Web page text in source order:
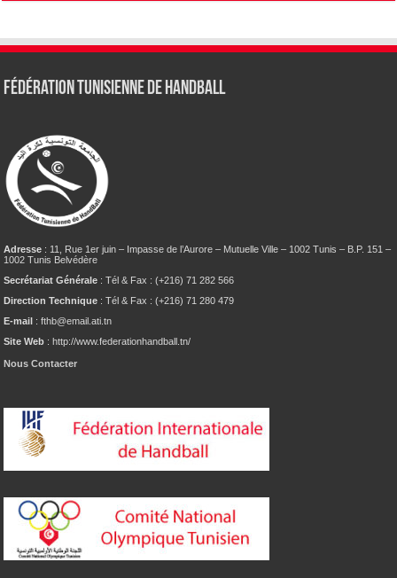
Fédération tunisienne de Handball
Adresse : 11, Rue 1er juin – Impasse de l’Aurore – Mutuelle Ville – 1002 Tunis – B.P. 151 –
1002 Tunis Belvédère
Secrétariat Générale : Tél & Fax : (+216) 71 282 566
Direction Technique : Tél & Fax : (+216) 71 280 479
E-mail : fthb@email.ati.tn
Site Web : http://www.federationhandball.tn/
Nous Contacter